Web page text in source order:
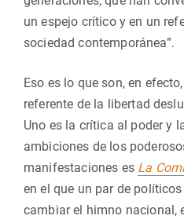
un espejo crítico y en un
sociedad contemporánea”.
Eso es lo que son, en
referente de la libertad
Uno es la crítica al poder y
ambiciones de los
manifestaciones es La
en el que un par de
cambiar el himno nacional,